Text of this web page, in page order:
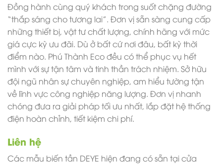
Đồng hành cùng quý khách trong suốt chặng đường
“thắp sáng cho tương lai”. Đơn vị sẵn sàng cung cấp
những thiết bị, vật tư chất lượng, chính hãng với mức
giá cực kỳ ưu đãi. Dù ở bất cứ nơi đâu, bất kỳ thời
điểm nào. Phú Thành Eco đều có thể phục vụ hết
mình với sự tận tâm và tinh thần trách nhiệm. Sở hữu
đội ngũ nhân sự chuyên nghiệp, am hiểu tường tận
về lĩnh vực công nghiệp năng lượng. Đơn vị nhanh
chóng đưa ra giải pháp tối ưu nhất, lắp đặt hệ thống
điện hoàn chỉnh, tiết kiệm chi phí.
Liên hệ
Các mẫu biến tần DEYE hiện đang có sẵn tại cửa